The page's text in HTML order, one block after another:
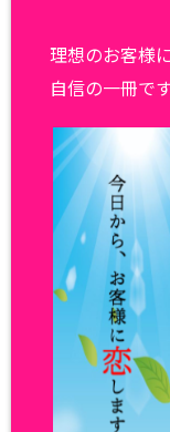
理想のお客様
自信の一冊です